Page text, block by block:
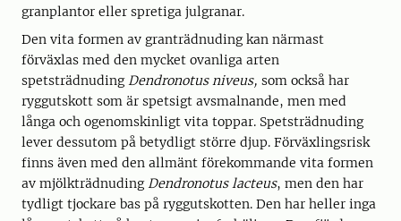
granplantor eller spretiga julgranar.
Den vita formen av granträdnuding kan närmast
förväxlas med den mycket ovanliga arten
spetsträdnudingDendronotus niveus, som också har
ryggutskott som är spetsigt avsmalnande, men med
långa och ogenomskinligt vita toppar. Spetsträdnuding
lever dessutom på betydligt större djup. Förväxlingsrisk
finns även med den allmänt förekommande vita formen
av mjölkträdnudingDendronotus lacteus, men den har
tydligt tjockare bas på ryggutskotten. Den har heller inga